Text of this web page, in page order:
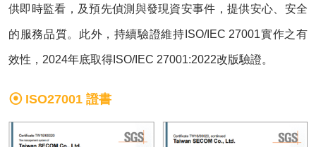
供即時監看，及預先偵測與發現資安事件，提供安心、安全
的服務品質。此外，持續驗證維持ISO/IEC 27001實作之有
效性，2024年底取得ISO/IEC 27001:2022改版驗證。
ISO27001 證書